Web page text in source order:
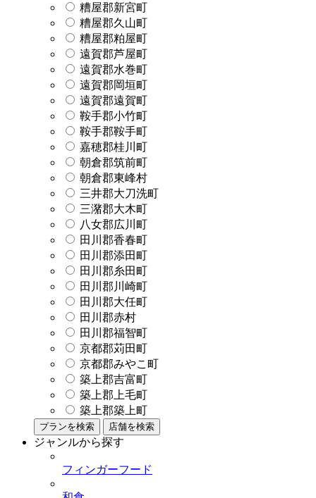
糟屋郡新宮町
糟屋郡久山町
糟屋郡粕屋町
遠賀郡芦屋町
遠賀郡水巻町
遠賀郡岡垣町
遠賀郡遠賀町
鞍手郡小竹町
鞍手郡鞍手町
嘉穂郡桂川町
朝倉郡筑前町
朝倉郡東峰村
三井郡大刀洗町
三潴郡大木町
八女郡広川町
田川郡香春町
田川郡添田町
田川郡糸田町
田川郡川崎町
田川郡大任町
田川郡赤村
田川郡福智町
京都郡苅田町
京都郡みやこ町
築上郡吉富町
築上郡上毛町
築上郡築上町
プランを検索 店舗を検索
ジャンルから探す
フィンガーフード